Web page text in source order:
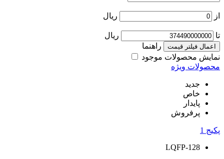
از ریال
تا ریال
اعمال فیلتر قیمت
راهنما
نمایش محصولات موجود
محصولات ویژه
جدید
خاص
پایدار
پرفروش
پکیج 1
LQFP-128